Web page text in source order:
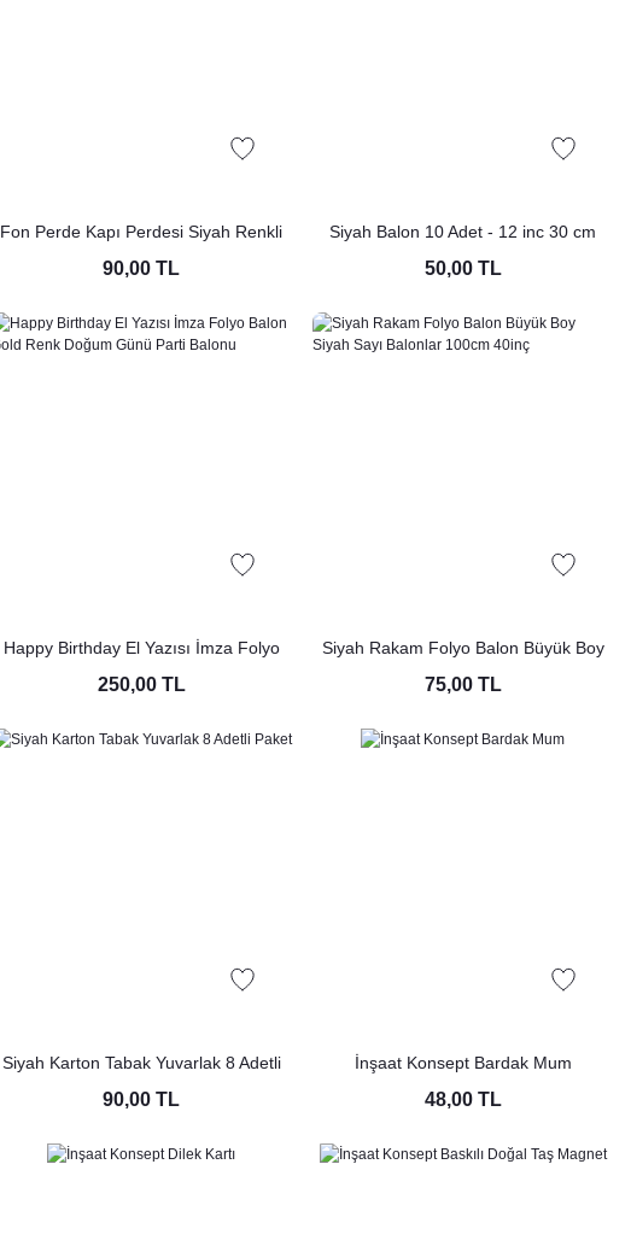
Fon Perde Kapı Perdesi Siyah Renkli
Arka Fon Süs Parti Fonu
90,00 TL
Siyah Balon 10 Adet - 12 inc 30 cm
Parti Balonu
50,00 TL
Happy Birthday El Yazısı İmza Folyo
Balon Gold Renk Doğum Günü Parti
250,00 TL
Siyah Rakam Folyo Balon Büyük Boy
Siyah Sayı Balonlar 100cm 40inç
75,00 TL
Siyah Karton Tabak Yuvarlak 8 Adetli
Paket
90,00 TL
İnşaat Konsept Bardak Mum
48,00 TL